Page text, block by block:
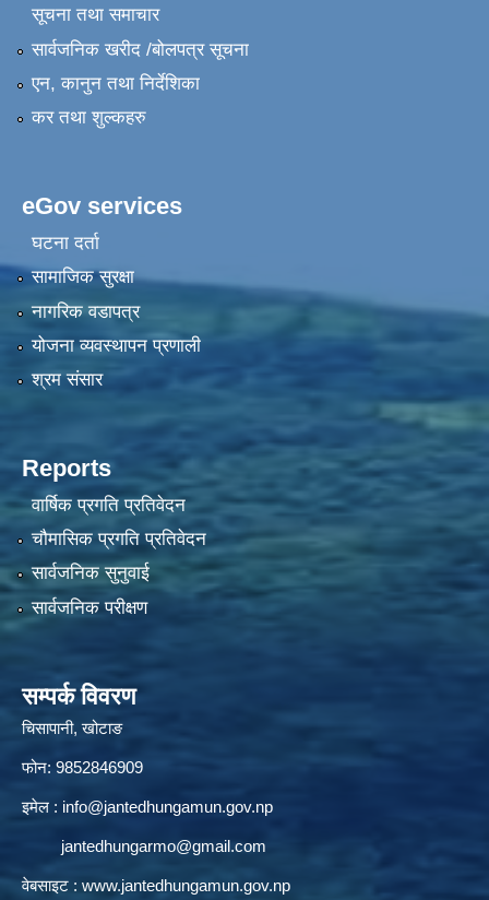
सूचना तथा समाचार
सार्वजनिक खरीद /बोलपत्र सूचना
एन, कानुन तथा निर्देशिका
कर तथा शुल्कहरु
eGov services
घटना दर्ता
सामाजिक सुरक्षा
नागरिक वडापत्र
योजना व्यवस्थापन प्रणाली
श्रम संसार
Reports
वार्षिक प्रगति प्रतिवेदन
चौमासिक प्रगति प्रतिवेदन
सार्वजनिक सुनुवाई
सार्वजनिक परीक्षण
सम्पर्क विवरण
चिसापानी, खोटाङ
फोन: 9852846909
इमेल : info@jantedhungamun.gov.np
jantedhungarmo@gmail.com
वेबसाइट : www.jantedhungamun.gov.np